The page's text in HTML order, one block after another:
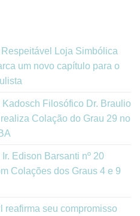
Loja Simbólica
um novo capítulo para o
Filosófico Dr. Braulio
Colação do Grau 29 no
Edison Barsanti nº 20
Colações dos Graus 4 e 9
reafirma seu compromisso